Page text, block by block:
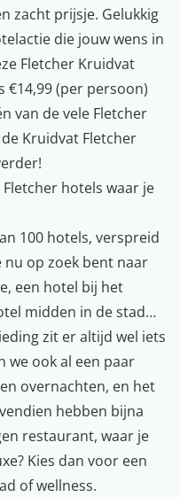
zacht prijsje. Gelukkig
die jouw wens in
Fletcher Kruidvat
€14,99 (per persoon)
van de vele Fletcher
Kruidvat Fletcher
hotels waar je
100 hotels, verspreid
op zoek bent naar
een hotel bij het
midden in de stad…
zit er altijd wel iets
we ook al een paar
overnachten, en het
hebben bijna
restaurant, waar je
Kies dan voor een
of wellness.